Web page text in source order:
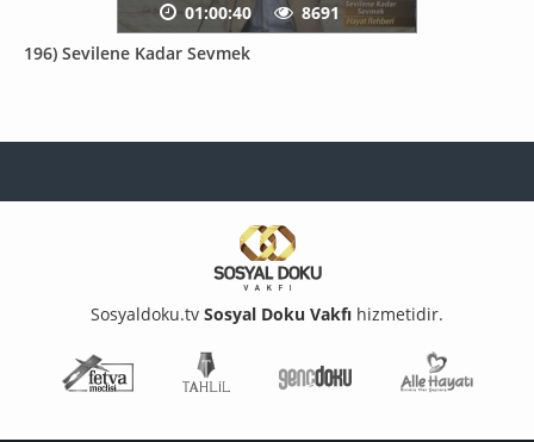
196) Sevilene Kadar Sevmek
01:00:40 8691
Sosyaldoku.tv Sosyal Doku Vakfı hizmetidir.
Fetva Meclisi
Genç Doku